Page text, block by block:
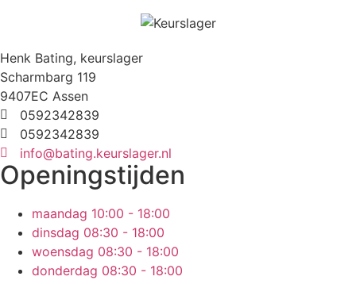
Henk Bating, keurslager
Scharmbarg 119
9407EC Assen
0592342839
0592342839
info@bating.keurslager.nl
Openingstijden
maandag 10:00 - 18:00
dinsdag 08:30 - 18:00
woensdag 08:30 - 18:00
donderdag 08:30 - 18:00